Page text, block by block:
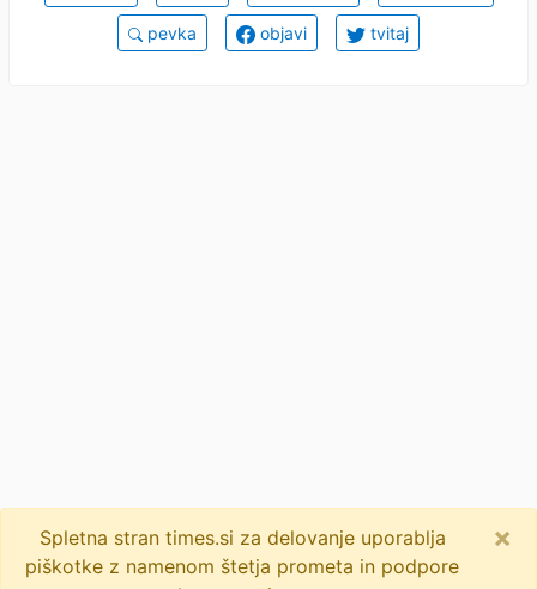
pevka objavi tvitaj
Spletna stran times.si za delovanje uporablja
piškotke z namenom štetja prometa in podpore
×